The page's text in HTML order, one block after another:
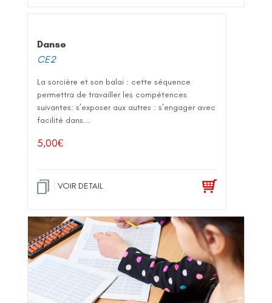
Danse
CE2
La sorcière et son balai : cette séquence
permettra de travailler les compétences
suivantes: s’exposer aux autres : s’engager avec
facilité dans...
5,00€
VOIR DETAIL